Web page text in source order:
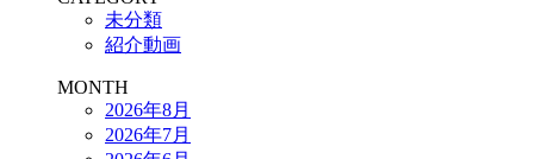
未分類
紹介動画
MONTH
2026年8月
2026年7月